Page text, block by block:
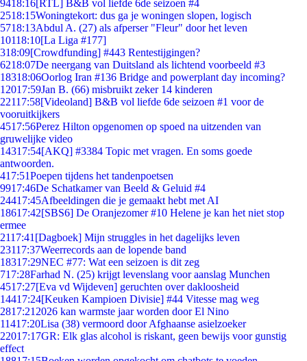
9418:16[RTL] B&B vol liefde 6de seizoen #4
2518:15Woningtekort: dus ga je woningen slopen, logisch
5718:13Abdul A. (27) als afperser "Fleur" door het leven
10118:10[La Liga #177]
318:09[Crowdfunding] #443 Rentestijgingen?
6218:07De neergang van Duitsland als lichtend voorbeeld #3
18318:06Oorlog Iran #136 Bridge and powerplant day incoming?
12017:59Jan B. (66) misbruikt zeker 14 kinderen
22117:58[Videoland] B&B vol liefde 6de seizoen #1 voor de
vooruitkijkers
4517:56Perez Hilton opgenomen op spoed na uitzenden van
gruwelijke video
14317:54[AKQ] #3384 Topic met vragen. En soms goede
antwoorden.
417:51Poepen tijdens het tandenpoetsen
9917:46De Schatkamer van Beeld & Geluid #4
24417:45Afbeeldingen die je gemaakt hebt met AI
18617:42[SBS6] De Oranjezomer #10 Helene je kan het niet stop
ermee
2117:41 [Dagboek] Mijn struggles in het dagelijks leven
23117:37Weerrecords aan de lopende band
18317:29NEC #77: Wat een seizoen is dit zeg
717:28Farhad N. (25) krijgt levenslang voor aanslag Munchen
4517:27[Eva vd Wijdeven] geruchten over dakloosheid
14417:24[Keuken Kampioen Divisie] #44 Vitesse mag weg
2817:21 2026 kan warmste jaar worden door El Nino
11417:20Lisa (38) vermoord door Afghaanse asielzoeker
22017:17GR: Elk glas alcohol is riskant, geen bewijs voor gunstig
effect